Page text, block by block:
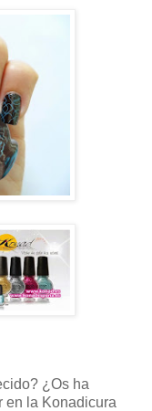
¿Os ha
en la Konadicura